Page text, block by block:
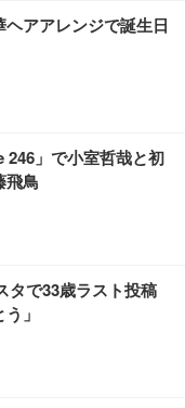
アアレンジで誕生日
246」で小室哲哉と初
飛鳥
タで33歳ラスト投稿
」